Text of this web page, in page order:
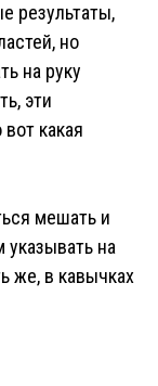
результаты,
но
на руку
эти
какая
мешать и
указывать на
же, в кавычках